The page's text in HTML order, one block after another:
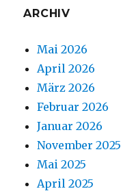
ARCHIV
Mai 2026
April 2026
März 2026
Februar 2026
Januar 2026
November 2025
Mai 2025
April 2025